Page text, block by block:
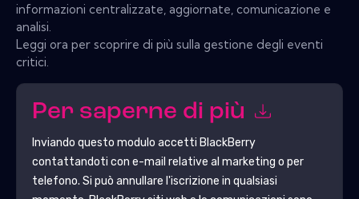
informazioni centralizzate, aggiornate, comunicazione e
analisi.
Leggi ora per scoprire di più sulla gestione degli eventi
critici.
Per saperne di più
Inviando questo modulo accetti BlackBerry
contattandoti con e-mail relative al marketing o per
telefono. Si può annullare l'iscrizione in qualsiasi